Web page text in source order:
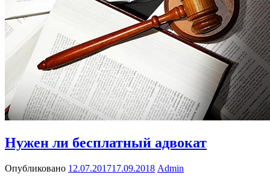
Нужен ли бесплатный адвокат
Опубликовано 12.07.201717.09.2018 Admin